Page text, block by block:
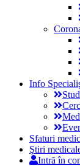
Info
Sfaturi
Ştiri
Intră în